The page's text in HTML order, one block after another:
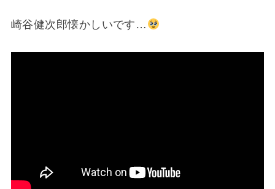
崎谷健次郎懐かしいです…